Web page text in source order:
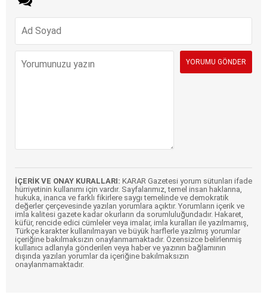
İÇERİK VE ONAY KURALLARI: KARAR Gazetesi yorum sütunları ifade
hürriyetinin kullanımı için vardır. Sayfalarımız, temel insan haklarına,
hukuka, inanca ve farklı fikirlere saygı temelinde ve demokratik
değerler çerçevesinde yazılan yorumlara açıktır. Yorumların içerik ve
imla kalitesi gazete kadar okurların da sorumluluğundadır. Hakaret,
küfür, rencide edici cümleler veya imalar, imla kuralları ile yazılmamış,
Türkçe karakter kullanılmayan ve büyük harflerle yazılmış yorumlar
içeriğine bakılmaksızın onaylanmamaktadır. Özensizce belirlenmiş
kullanıcı adlarıyla gönderilen veya haber ve yazının bağlamının
dışında yazılan yorumlar da içeriğine bakılmaksızın
onaylanmamaktadır.